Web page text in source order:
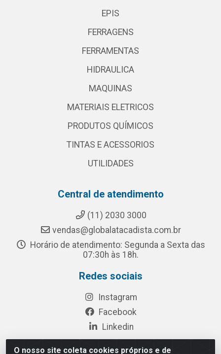
O nosso site coleta cookies próprios e de
EPIS
FERRAGENS
FERRAMENTAS
HIDRAULICA
MAQUINAS
MATERIAIS ELETRICOS
PRODUTOS QUÍMICOS
TINTAS E ACESSORIOS
UTILIDADES
Central de atendimento
(11) 2030 3000
vendas@globalatacadista.com.br
Horário de atendimento: Segunda a Sexta das
07:30h às 18h.
Redes sociais
Instagram
Facebook
Linkedin